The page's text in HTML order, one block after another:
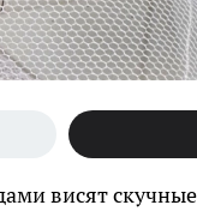
висят